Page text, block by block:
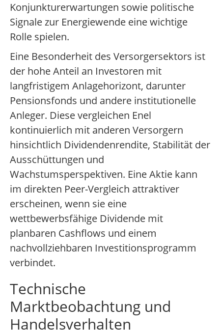
Konjunkturerwartungen sowie politische
Signale zur Energiewende eine wichtige
Rolle spielen.
Eine Besonderheit des Versorgersektors ist
der hohe Anteil an Investoren mit
langfristigem Anlagehorizont, darunter
Pensionsfonds und andere institutionelle
Anleger. Diese vergleichen Enel
kontinuierlich mit anderen Versorgern
hinsichtlich Dividendenrendite, Stabilität der
Ausschüttungen und
Wachstumsperspektiven. Eine Aktie kann
im direkten Peer-Vergleich attraktiver
erscheinen, wenn sie eine
wettbewerbsfähige Dividende mit
planbaren Cashflows und einem
nachvollziehbaren Investitionsprogramm
verbindet.
Technische
Marktbeobachtung und
Handelsverhalten